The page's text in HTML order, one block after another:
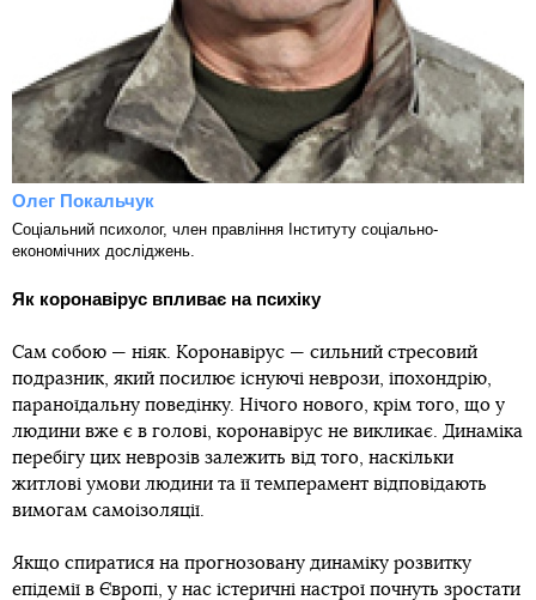
Олег Покальчук
Соціальний психолог, член правління Інституту соціально-
економічних досліджень.
Як коронавірус впливає на психіку
Сам собою — ніяк. Коронавірус — сильний стресовий
подразник, який посилює існуючі неврози, іпохондрію,
параноїдальну поведінку. Нічого нового, крім того, що у
людини вже є в голові, коронавірус не викликає. Динаміка
перебігу цих неврозів залежить від того, наскільки
житлові умови людини та її темперамент відповідають
вимогам самоізоляції.
Якщо спиратися на прогнозовану динаміку розвитку
епідемії в Європі, у нас істеричні настрої почнуть зростати